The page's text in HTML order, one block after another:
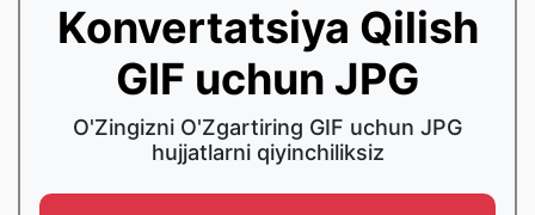
Konvertatsiya Qilish
GIF uchun JPG
O'Zingizni O'Zgartiring GIF uchun JPG
hujjatlarni qiyinchiliksiz